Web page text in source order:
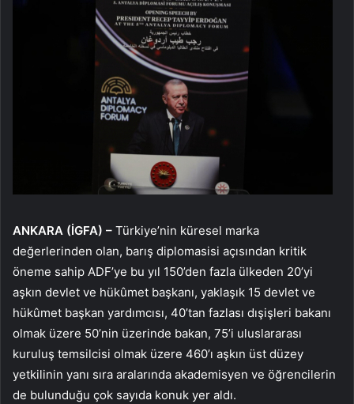
ANKARA (İGFA) – Türkiye’nin küresel marka
değerlerinden olan, barış diplomasisi açısından kritik
öneme sahip ADF’ye bu yıl 150’den fazla ülkeden 20’yi
aşkın devlet ve hükûmet başkanı, yaklaşık 15 devlet ve
hükûmet başkan yardımcısı, 40’tan fazlası dışişleri bakanı
olmak üzere 50’nin üzerinde bakan, 75’i uluslararası
kuruluş temsilcisi olmak üzere 460’ı aşkın üst düzey
yetkilinin yanı sıra aralarında akademisyen ve öğrencilerin
de bulunduğu çok sayıda konuk yer aldı.